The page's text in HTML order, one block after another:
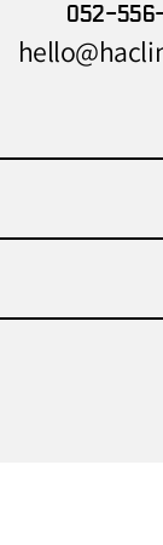
052-